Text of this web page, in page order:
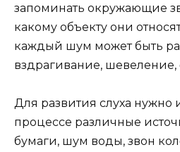
запоминать окружающие
какому объекту они
каждый шум может быть
вздрагивание, шевеление,
Для развития слуха нужно
процессе различные
бумаги, шум воды, звон